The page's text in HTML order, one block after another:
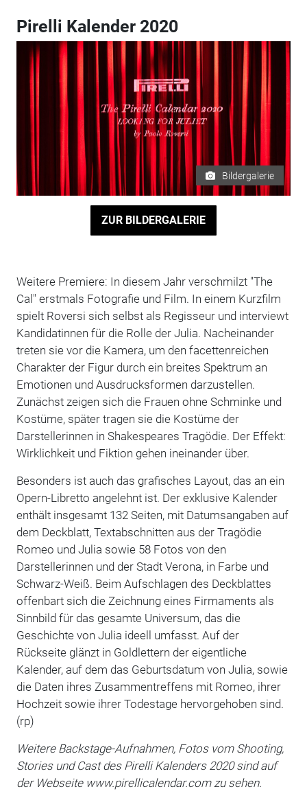
Pirelli Kalender 2020
Bildergalerie
ZUR BILDERGALERIE
Weitere Premiere: In diesem Jahr verschmilzt "The
Cal" erstmals Fotografie und Film. In einem Kurzfilm
spielt Roversi sich selbst als Regisseur und interviewt
Kandidatinnen für die Rolle der Julia. Nacheinander
treten sie vor die Kamera, um den facettenreichen
Charakter der Figur durch ein breites Spektrum an
Emotionen und Ausdrucksformen darzustellen.
Zunächst zeigen sich die Frauen ohne Schminke und
Kostüme, später tragen sie die Kostüme der
Darstellerinnen in Shakespeares Tragödie. Der Effekt:
Wirklichkeit und Fiktion gehen ineinander über.
Besonders ist auch das grafisches Layout, das an ein
Opern-Libretto angelehnt ist. Der exklusive Kalender
enthält insgesamt 132 Seiten, mit Datumsangaben auf
dem Deckblatt, Textabschnitten aus der Tragödie
Romeo und Julia sowie 58 Fotos von den
Darstellerinnen und der Stadt Verona, in Farbe und
Schwarz-Weiß. Beim Aufschlagen des Deckblattes
offenbart sich die Zeichnung eines Firmaments als
Sinnbild für das gesamte Universum, das die
Geschichte von Julia ideell umfasst. Auf der
Rückseite glänzt in Goldlettern der eigentliche
Kalender, auf dem das Geburtsdatum von Julia, sowie
die Daten ihres Zusammentreffens mit Romeo, ihrer
Hochzeit sowie ihrer Todestage hervorgehoben sind.
(rp)
Weitere Backstage-Aufnahmen, Fotos vom Shooting,
Stories und Cast des Pirelli Kalenders 2020 sindauf
der Webseite www.pirellicalendar.com zu sehen.